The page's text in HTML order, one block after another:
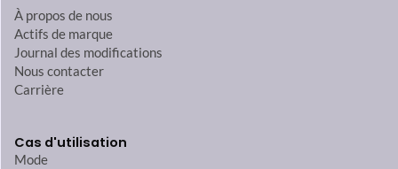
À propos de nous
Actifs de marque
Journal des modifications
Nous contacter
Carrière
Cas d'utilisation
Mode